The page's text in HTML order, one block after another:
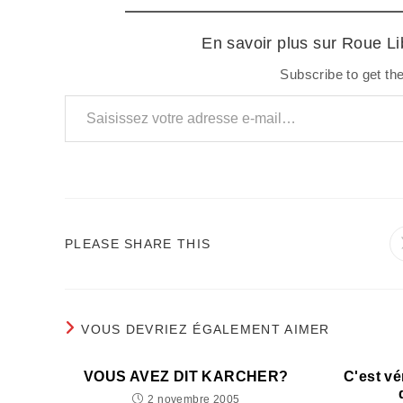
En savoir plus sur Roue
Subscribe to get
Saisissez votre adresse e-mail…
PLEASE SHARE THIS
VOUS DEVRIEZ ÉGALEMENT AIMER
VOUS AVEZ DIT KARCHER?
2 novembre 2005
C'est